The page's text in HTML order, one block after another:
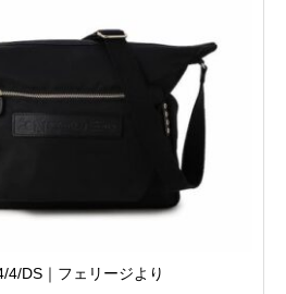
4/DS｜フェリージより